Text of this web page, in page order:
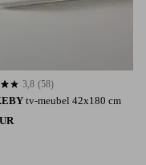
tv-meubel 42x180 cm
van 58 beoordelingen
3,8 (58)